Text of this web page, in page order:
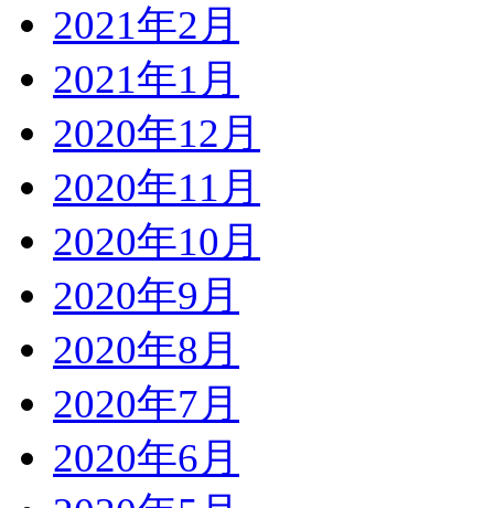
2021年2月
2021年1月
2020年12月
2020年11月
2020年10月
2020年9月
2020年8月
2020年7月
2020年6月